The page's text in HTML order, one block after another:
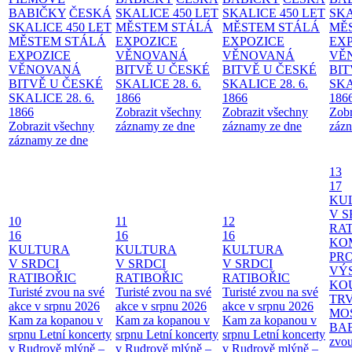
BABIČKY ČESKÁ
SKALICE 450 LET
MĚSTEM STÁLÁ
EXPOZICE
VĚNOVANÁ
BITVĚ U ČESKÉ
SKALICE 28. 6.
1866
Zobrazit všechny
záznamy ze dne
SKALICE 450 LET
MĚSTEM STÁLÁ
EXPOZICE
VĚNOVANÁ
BITVĚ U ČESKÉ
SKALICE 28. 6.
1866
Zobrazit všechny
záznamy ze dne
SKALICE 450 LET
MĚSTEM STÁLÁ
EXPOZICE
VĚNOVANÁ
BITVĚ U ČESKÉ
SKALICE 28. 6.
1866
Zobrazit všechny
záznamy ze dne
10
16
KULTURA
V SRDCI
RATIBOŘIC
Turisté zvou na své
akce v srpnu 2026
Kam za kopanou v
srpnu Letní koncerty
v Rudrově mlýně –
11
16
KULTURA
V SRDCI
RATIBOŘIC
Turisté zvou na své
akce v srpnu 2026
Kam za kopanou v
srpnu Letní koncerty
v Rudrově mlýně –
12
16
KULTURA
V SRDCI
RATIBOŘIC
Turisté zvou na své
akce v srpnu 2026
Kam za kopanou v
srpnu Letní koncerty
v Rudrově mlýně –
13
17
V